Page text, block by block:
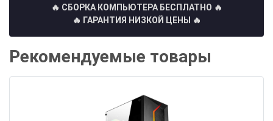
🔥 СБОРКА КОМПЬЮТЕРА БЕСПЛАТНО 🔥
🔥 ГАРАНТИЯ НИЗКОЙ ЦЕНЫ 🔥
Рекомендуемые товары